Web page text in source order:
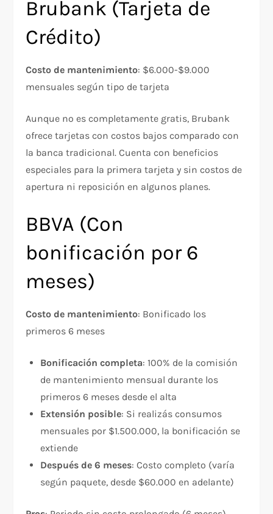
Brubank (Tarjeta de
Crédito)
Costo de mantenimiento: $6.000-$9.000
mensuales según tipo de tarjeta​
Aunque no es completamente gratis, Brubank
ofrece tarjetas con costos bajos comparado con
la banca tradicional. Cuenta con beneficios
especiales para la primera tarjeta y sin costos de
apertura ni reposición en algunos planes.​
BBVA (Con
bonificación por 6
meses)
Costo de mantenimiento: Bonificado los
primeros 6 meses​
Bonificación completa: 100% de la comisión
de mantenimiento mensual durante los
primeros 6 meses desde el alta​
Extensión posible: Si realizás consumos
mensuales por $1.500.000, la bonificación se
extiende​
Después de 6 meses: Costo completo (varía
según paquete, desde $60.000 en adelante)​